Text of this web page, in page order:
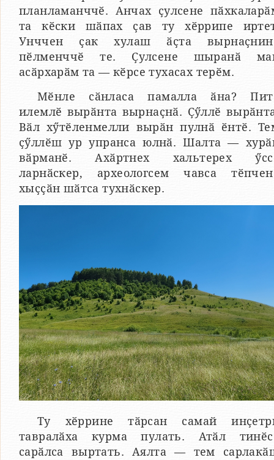
планламанччӗ. Анчах ҫулсене
та кӗски шӑпах ҫав ту хӗррипе
Унччен ҫак хулаш ӑҫта
пӗлменччӗ те. Ҫулсене шыранӑ
асӑрхарӑм та — кӗрсе тухасах терӗм.
Мӗнле сӑнласа памалла ӑна?
илемлӗ вырӑнта вырнаҫнӑ. Ҫӳллӗ
Вӑл хӳтӗленмелли вырӑн пулнӑ ӗнтӗ.
ҫӳллӗш ур упранса юлнӑ. Шалта —
вӑрманӗ. Ахӑртнех хальтерех
ларнӑскер, археологсем чавса
хыҫҫӑн шӑтса тухнӑскер.
Ту хӗррине тӑрсан самай
тавралӑха курма пулать. Атӑл
сарӑлса выртать. Аялта — тем